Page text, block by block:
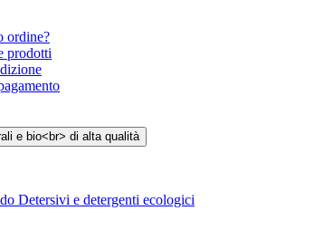
ordine?
prodotti
Detersivi e detergenti ecologici